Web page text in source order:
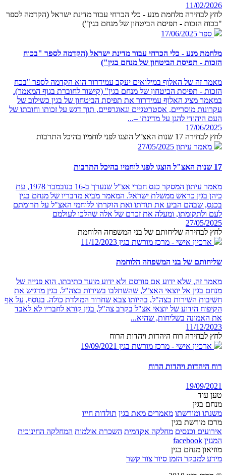
11/02/2026
לחץ לבחירה מלחמת מנע - כלי הכרחי עבור מדינת ישראל (הקדמה לספר
"בכוח הזכות - תפיסת הביטחון של מנחם בגין")
ספר 17/06/2025
מלחמת מנע - כלי הכרחי עבור מדינת ישראל (הקדמה לספר "בכוח
הזכות - תפיסת הביטחון של מנחם בגין")
מאמר זה של האלוף במילואים יעקב עמידרור הוא הקדמה לספר "בכח
הזכות - תפיסת הביטחון של מנחם בגין" (קישור לחוברת בגוף המאמר).
במאמר מציג האלוף עמידרור את תפיסת הביטחון של בגין כשילוב של
עקרונות מוסריים, אסטרטגיים וגאוגרפיים, תוך דגש על זכותו וחובתו של
העם היהודי להגן על מדינתו –...
17/06/2025
לחץ לבחירה 17 שנות האצ"ל הוצגו לפני לוחמיו בהיכל התרבות
מאמר עיתון 27/05/2025
17 שנות האצ"ל הוצגו לפני לוחמיו בהיכל התרבות
מאמר עיתון המסקר כנס חברי אצ"ל שנערך ב-16 בנובמבר 1978, עת
כיהן בגין כראש ממשלת ישראל. המאמר מביא מדבריו של מנחם בגין
בכנס, שבהם הביע את תודתו ואת הוקרתו ללוחמי האצ"ל על תרומתם
לעם ולתקומתו, ומעלה את זכרם של אלה שהלכו לעולמם
27/05/2025
לחץ לבחירה שליחותם של בני המשפחה הלוחמת
ארכיון אישי - מרכז מורשת בגין 11/12/2023
שליחותם של בני המשפחה הלוחמת
מאמר זה, שלא ידוע אם פורסם ולא ידוע מועד כתיבתו, הוא פנייה של
מנחם בגין אל יוצאי האצ"ל, שהשתלבו בשירות בצה"ל. בגין מדגיש את
חשיבות השירות בצה"ל, בהיותו צבא שחרור המולדת כולה. בנוסף, על אף
הקיפוח הידוע של יוצאי אצ"ל בקרב צה"ל, בגין קורא לחבריו לא לאבד
את האמונה בשליחות, שהיא...
11/12/2023
לחץ לבחירה רוח היהדות ויהדות הרוח
ארכיון אישי - מרכז מורשת בגין 19/09/2021
רוח היהדות ויהדות הרוח
19/09/2021
טען עוד
מנחם בגין
משנתו ומורשתו מאמרים מאת בגין תולדות חייו
מרכז מורשת בגין
אירועים וכנסים מחלקה אקדמית השכרת אולמות המחלקה החינוכית
המגזין facebook
מוזיאון מנחם בגין
מידע למבקר הזמן סיור צור קשר